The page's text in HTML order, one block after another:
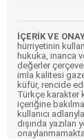
İÇERİK VE
hürriyetinin
hukuka, inanca
değerler
imla kalitesi
küfür, rencide
Türkçe karakter
içeriğine
kullanıcı
dışında yazılan